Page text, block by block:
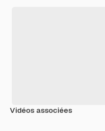
Vidéos associées